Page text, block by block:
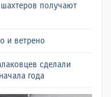
получают
и ветрено
сделали
года